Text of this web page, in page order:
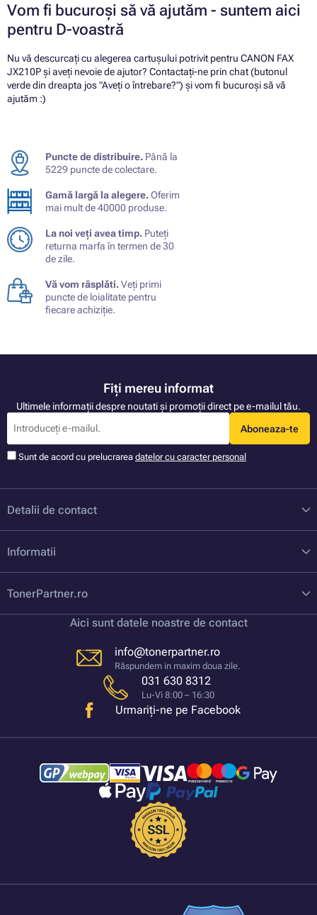
Vom fi bucuroși să vă ajutăm - suntem aici
pentru D-voastră
Nu vă descurcați cu alegerea cartușului potrivit pentru CANON FAX
JX210P și aveți nevoie de ajutor? Contactați-ne prin chat (butonul
verde din dreapta jos "Aveți o întrebare?") și vom fi bucuroși să vă
ajutăm :)
Puncte de distribuire. Până la
5229 puncte de colectare.
Gamă largă la alegere.Oferim
mai mult de 40000 produse.
La noi veți avea timp. Puteți
returna marfa în termen de 30
de zile.
Vă vom răsplăti.Veți primi
puncte de loialitate pentru
fiecare achiziție.
Fiți mereu informat
Ultimele informații despre noutati și promoții direct pe e-mailul tău.
Aboneaza-te
Sunt de acord cu prelucrarea datelor cu caracter personal
Detalii de contact
Informatii
TonerPartner.ro
Aici sunt datele noastre de contact
info@tonerpartner.ro
Răspundem in maxim doua zile.
031 630 8312
Lu-Vi 8:00 – 16:30
Urmariți-ne pe Facebook